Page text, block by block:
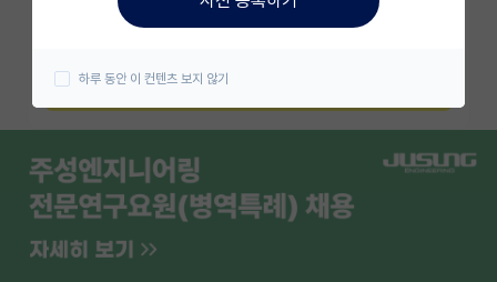
재팬라운지 🌸
하루 동안 이 컨텐츠 보지 않기
카카오 계정과 연동하여 김박사넷의
카카오로 시작하기